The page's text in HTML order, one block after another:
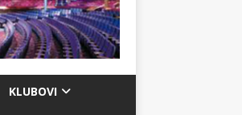
KLUBOVI